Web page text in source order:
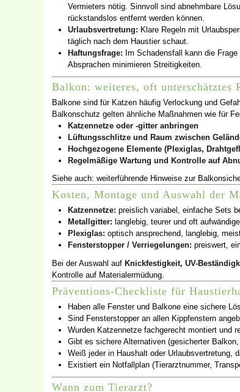
Vermieters nötig. Sinnvoll sind abnehmbare
rückstandslos entfernt werden können.
Urlaubsvertretung: Klare Regeln mit
täglich nach dem Haustier schaut.
Haftungsfrage: Im Schadensfall kann die
Absprachen minimieren Streitigkeiten.
Balkon: weiteres, oft unterschätztes
Balkone sind für Katzen häufig Verlockung und
Balkonschutz gelten ähnliche Maßnahmen wie für
Katzennetze oder -gitter anbringen
Lüftungsschlitze und Raum zwischen
Hochgezogene Elemente (Plexiglas,
Regelmäßige Wartung und Kontrolle auf
Siehe auch: weiterführende Hinweise zur
Kosten, Montage und Auswahl der
Katzennetze: preislich variabel, einfache Sets
Metallgitter: langlebig, teurer und oft
Plexiglas: optisch ansprechend, langlebig,
Fensterstopper / Verriegelungen: preiswert,
Bei der Auswahl auf Knickfestigkeit, UV-
Kontrolle auf Materialermüdung.
Präventions-Checkliste für
Haben alle Fenster und Balkone eine sichere
Sind Fensterstopper an allen Kippfenstern
Wurden Katzennetze fachgerecht montiert und
Gibt es sichere Alternativen (gesicherter
Weiß jeder in Haushalt oder Urlaubsvertretung,
Existiert ein Notfallplan (Tierarztnummer,
Wann zum Tierarzt?